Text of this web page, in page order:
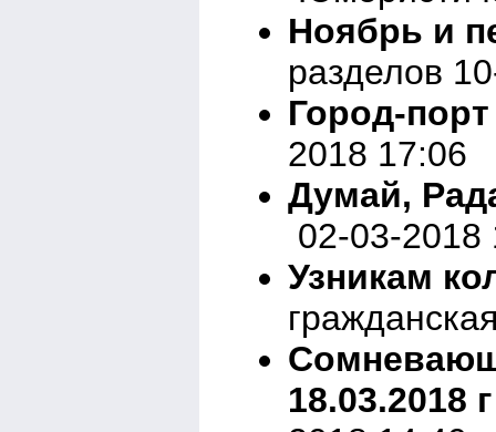
Ноябрь и
разделов
Город-
2018 17:06
Думай,
02-03-2018
Узникам
18.03.2018 г